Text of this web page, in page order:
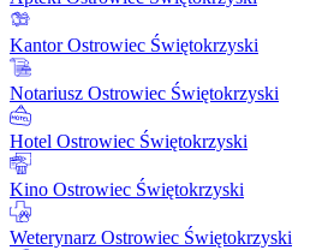
Kantor Ostrowiec Świętokrzyski
Notariusz Ostrowiec Świętokrzyski
Hotel Ostrowiec Świętokrzyski
Kino Ostrowiec Świętokrzyski
Weterynarz Ostrowiec Świętokrzyski